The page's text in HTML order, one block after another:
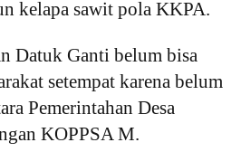
kelapa sawit pola KKPA.
Datuk Ganti belum bisa
setempat karena belum
Pemerintahan Desa
KOPPSA M.